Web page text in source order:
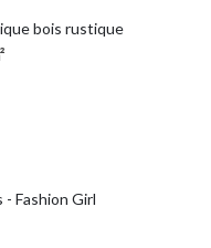
bois rustique
Fashion Girl